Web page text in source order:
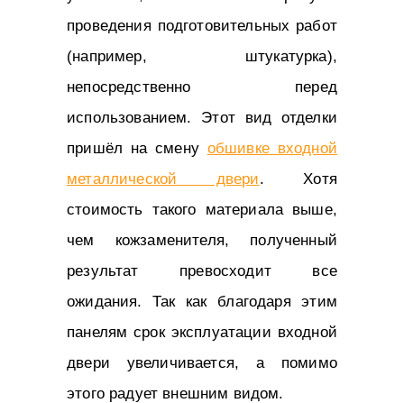
проведения подготовительных работ
(например, штукатурка),
непосредственно перед
использованием. Этот вид отделки
пришёл на смену обшивке входной
металлической двери. Хотя
стоимость такого материала выше,
чем кожзаменителя, полученный
результат превосходит все
ожидания. Так как благодаря этим
панелям срок эксплуатации входной
двери увеличивается, а помимо
этого радует внешним видом.